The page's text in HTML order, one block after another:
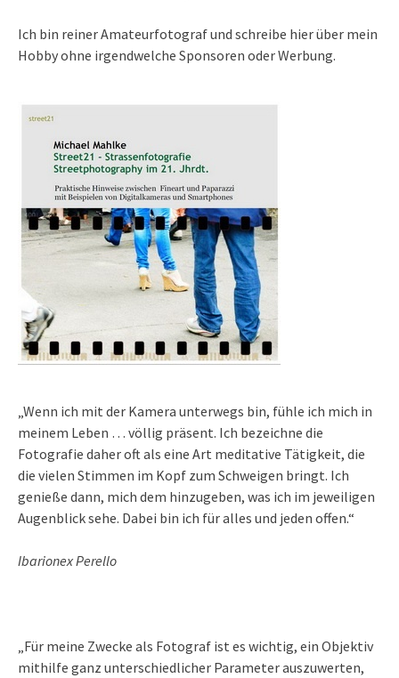
Ich bin reiner Amateurfotograf und schreibe hier über mein
Hobby ohne irgendwelche Sponsoren oder Werbung.
„Wenn ich mit der Kamera unterwegs bin, fühle ich mich in
meinem Leben … völlig präsent. Ich bezeichne die
Fotografie daher oft als eine Art meditative Tätigkeit, die
die vielen Stimmen im Kopf zum Schweigen bringt. Ich
genieße dann, mich dem hinzugeben, was ich im jeweiligen
Augenblick sehe. Dabei bin ich für alles und jeden offen.“
Ibarionex Perello
„Für meine Zwecke als Fotograf ist es wichtig, ein Objektiv
mithilfe ganz unterschiedlicher Parameter auszuwerten,